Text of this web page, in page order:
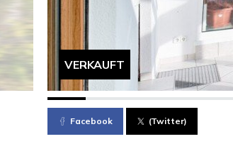
VERKAUFT
Facebook (Twitter)